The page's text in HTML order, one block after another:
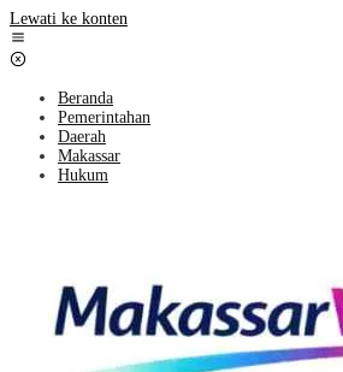
Lewati ke konten
Beranda
Pemerintahan
Daerah
Makassar
Hukum